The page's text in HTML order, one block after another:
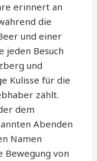
erinnert an
die
und einer
jeden Besuch
und
Kulisse für die
zählt.
dem
Abenden
Namen
Bewegung von